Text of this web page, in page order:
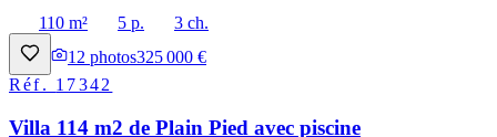
110 m²
5 p.
3 ch.
12 photos325 000 €
Réf. 17342
Villa 114 m2 de Plain Pied avec piscine